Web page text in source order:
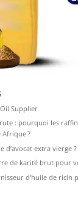
Supplier
: pourquoi les
Afrique ?
d’avocat extra vierge ?
de karité brut pour
d’huile de ricin